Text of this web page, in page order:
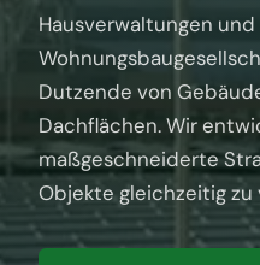
Hausverwaltungen und
Dutzende von
Dachflächen. Wir
maßgeschneiderte
Objekte gleichzeitig